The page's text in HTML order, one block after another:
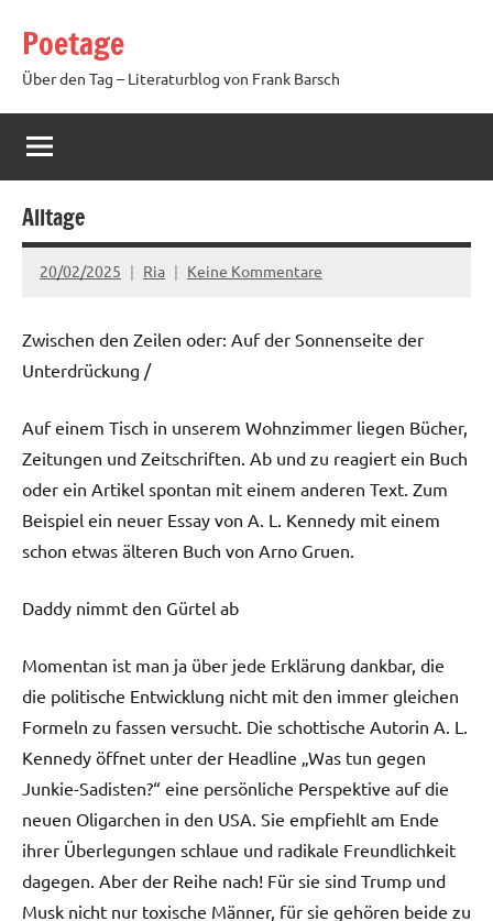
Inhalt
springen
Poetage
Über den Tag – Literaturblog von Frank Barsch
Alltage
20/02/2025 Ria Keine Kommentare
Zwischen den Zeilen oder: Auf der Sonnenseite der
Unterdrückung /
Auf einem Tisch in unserem Wohnzimmer liegen Bücher,
Zeitungen und Zeitschriften. Ab und zu reagiert ein Buch
oder ein Artikel spontan mit einem anderen Text. Zum
Beispiel ein neuer Essay von A. L. Kennedy mit einem
schon etwas älteren Buch von Arno Gruen.
Daddy nimmt den Gürtel ab
Momentan ist man ja über jede Erklärung dankbar, die
die politische Entwicklung nicht mit den immer gleichen
Formeln zu fassen versucht. Die schottische Autorin A. L.
Kennedy öffnet unter der Headline „Was tun gegen
Junkie-Sadisten?“ eine persönliche Perspektive auf die
neuen Oligarchen in den USA. Sie empfiehlt am Ende
ihrer Überlegungen schlaue und radikale Freundlichkeit
dagegen. Aber der Reihe nach! Für sie sind Trump und
Musk nicht nur toxische Männer, für sie gehören beide zu